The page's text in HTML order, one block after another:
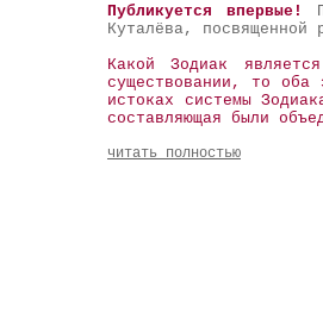
Публикуется впервые!
Куталёва,
Какой Зодиак
существовании, то
истоках системы
составляющая были
читать полностью